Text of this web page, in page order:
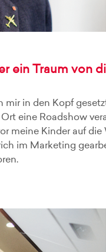
ein Traum von
in den Kopf
eine Roadshow
meine Kinder auf
im Marketing